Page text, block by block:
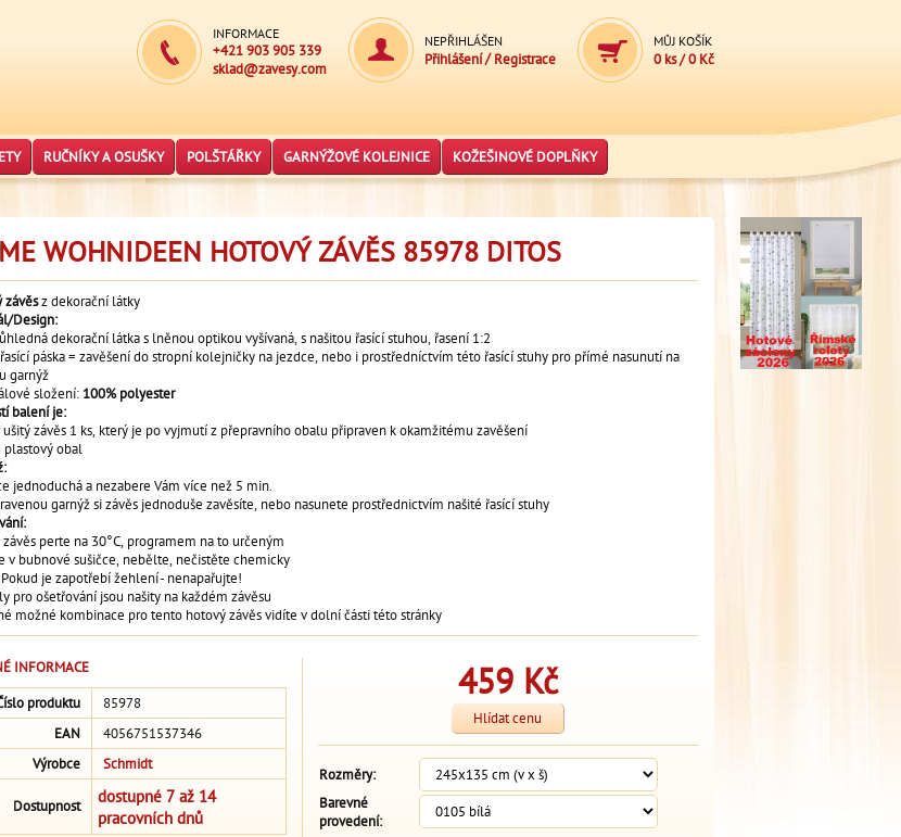
INFORMACE
+421 903 905 339
sklad@zavesy.com
NEPŘIHLÁŠEN
Přihlášení/Registrace
MŮJ KOŠÍK
0 ks/0 Kč
RUČNÍKY A OSUŠKY POLŠTÁŘKY GARNÝŽOVÉ KOLEJNICE KOŽEŠINOVÉ DOPLŇKY
WOHNIDEEN HOTOVÝ ZÁVĚS 85978 DITOS
závěsz dekorační látky
Design:
dekorační látka s lněnou optikou vyšívaná, s našitou řasící stuhou, řasení 1:2
páska = zavěšení do stropní kolejničky na jezdce, nebo i prostředníctvím této řasící stuhy pro přímé nasunutí na
garnýž
složení: 100% polyester
balení je:
závěs 1 ks, který je po vyjmutí z přepravního obalu připraven k okamžitému zavěšení
plastový obal
jednoduchá a nezabere Vám více než 5 min.
garnýž si závěs jednoduše zavěsíte, nebo nasunete prostřednictvím našité řasící stuhy
perte na 30°C, programem na to určeným
v bubnové sušičce, nebělte, nečistěte chemicky
je zapotřebí žehlení - nenapařujte!
pro ošetřování jsou našity na každém závěsu
možné kombinace pro tento hotový závěs vidíte v dolní části této stránky
INFORMACE
produktu
85978
EAN
4056751537346
Výrobce
Schmidt
Dostupnost
dostupné 7 až 14
pracovních dnů
459 Kč
Hlídat cenu
Rozměry:
Barevné
provedení: